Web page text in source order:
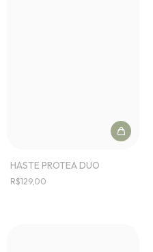
HASTE PROTEA DUO
R$129,00